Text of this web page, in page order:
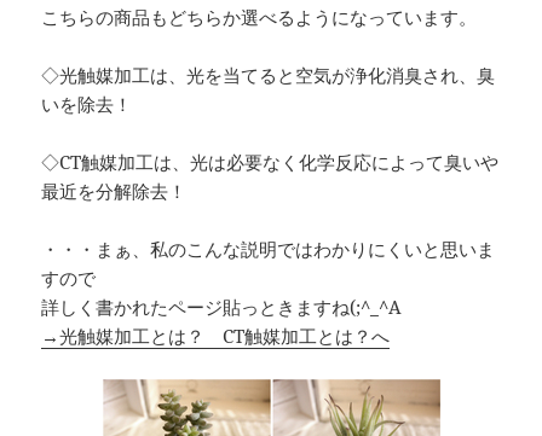
こちらの商品もどちらか選べるようになっています。
◇光触媒加工は、光を当てると空気が浄化消臭され、臭
いを除去！
◇CT触媒加工は、光は必要なく化学反応によって臭いや
最近を分解除去！
・・・まぁ、私のこんな説明ではわかりにくいと思いま
すので
詳しく書かれたページ貼っときますね(;^_^A
→光触媒加工とは？ CT触媒加工とは？へ